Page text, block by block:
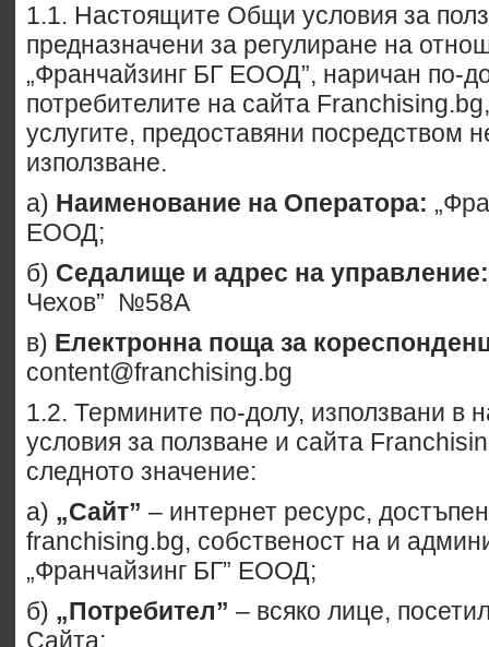
1.1. Настоящите Общи условия за
предназначени за регулиране на
„Франчайзинг БГ ЕООД”, наричан по-
потребителите на сайта
услугите, предоставяни посредством
използване.
а) Наименование на Оператора:
ЕООД;
б) Седалище и адрес на управление:
Чехов” №58А
в) Електронна поща за
content@franchising.bg
1.2. Термините по-долу, използвани в
условия за ползване и сайта
следното значение:
а) „Сайт” – интернет ресурс,
franchising.bg, собственост на и
„Франчайзинг БГ” ЕООД;
б) „Потребител” – всяко лице,
Сайта;